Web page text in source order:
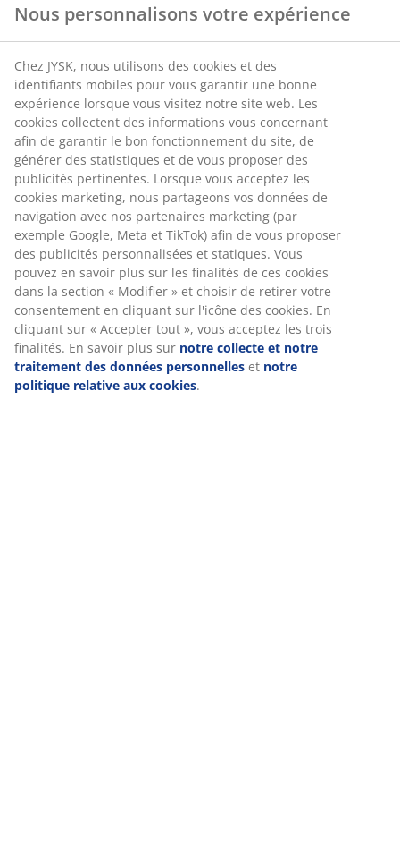
Nous personnalisons votre expérience
Chez JYSK, nous utilisons des cookies et des
identifiants mobiles pour vous garantir une bonne
expérience lorsque vous visitez notre site web. Les
cookies collectent des informations vous concernant
afin de garantir le bon fonctionnement du site, de
générer des statistiques et de vous proposer des
publicités pertinentes. Lorsque vous acceptez les
cookies marketing, nous partageons vos données de
navigation avec nos partenaires marketing (par
exemple Google, Meta et TikTok) afin de vous proposer
des publicités personnalisées et statiques. Vous
pouvez en savoir plus sur les finalités de ces cookies
dans la section « Modifier » et choisir de retirer votre
consentement en cliquant sur l'icône des cookies. En
cliquant sur « Accepter tout », vous acceptez les trois
finalités. En savoir plus sur notre collecte et notre
traitement des données personnelles et notre
politique relative aux cookies.